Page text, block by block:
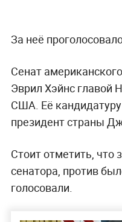
За неё
Сенат
Эврил Хэйнс главой
США. Её
президент страны
Стоит отметить, что
сенатора, против
голосовали.